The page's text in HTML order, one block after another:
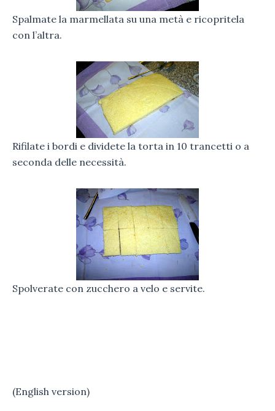
Spalmate la marmellata su una metà e ricopritela
con l’altra.
Rifilate i bordi e dividete la torta in 10 trancetti o a
seconda delle necessità.
Spolverate con zucchero a velo e servite.
(English version)